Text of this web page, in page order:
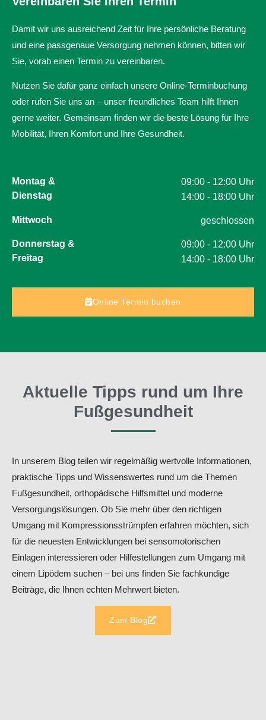
Damit wir uns ausreichend Zeit für Ihre persönliche Beratung
und eine passgenaue Versorgung nehmen können, bitten wir
Sie, vorab einen Termin zu vereinbaren.
Nutzen Sie dafür ganz einfach unsere Online-Terminbuchung
oder rufen Sie uns an – unser freundliches Team hilft Ihnen
gerne weiter. Gemeinsam finden wir die beste Lösung für Ihre
Mobilität, Ihren Komfort und Ihre Gesundheit.
Montag &
Dienstag
09:00 - 12:00 Uhr
14:00 - 18:00 Uhr
Mittwoch geschlossen
Donnerstag &
Freitag
09:00 - 12:00 Uhr
14:00 - 18:00 Uhr
Online Termin buchen
Aktuelle Tipps rund um Ihre
Fußgesundheit
In unserem Blog teilen wir regelmäßig wertvolle Informationen,
praktische Tipps und Wissenswertes rund um die Themen
Fußgesundheit, orthopädische Hilfsmittel und moderne
Versorgungslösungen. Ob Sie mehr über den richtigen
Umgang mit Kompressionsstrümpfen erfahren möchten, sich
für die neuesten Entwicklungen bei sensomotorischen
Einlagen interessieren oder Hilfestellungen zum Umgang mit
einem Lipödem suchen – bei uns finden Sie fachkundige
Beiträge, die Ihnen echten Mehrwert bieten.
Zum Blog